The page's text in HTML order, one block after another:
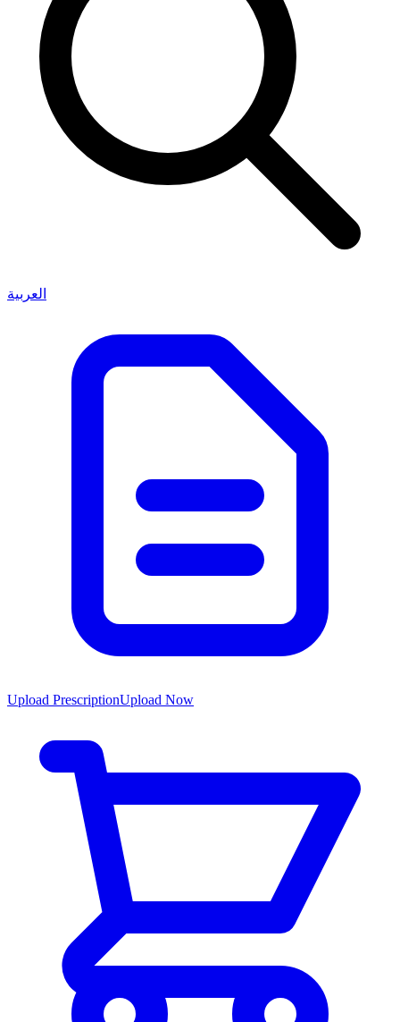
العربية
Upload PrescriptionUpload Now